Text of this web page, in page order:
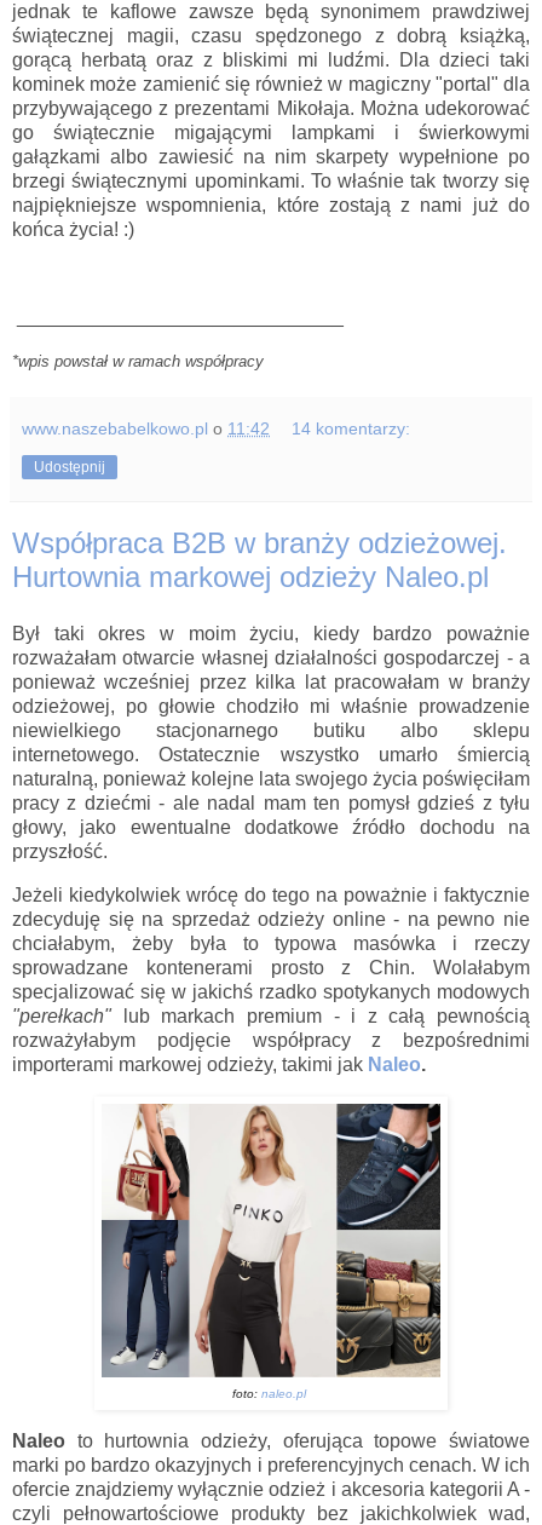
jednak te kaflowe zawsze będą synonimem prawdziwej
świątecznej magii, czasu spędzonego z dobrą książką,
gorącą herbatą oraz z bliskimi mi ludźmi. Dla dzieci taki
kominek może zamienić się również w magiczny "portal" dla
przybywającego z prezentami Mikołaja. Można udekorować
go świątecznie migającymi lampkami i świerkowymi
gałązkami albo zawiesić na nim skarpety wypełnione po
brzegi świątecznymi upominkami. To właśnie tak tworzy się
najpiękniejsze wspomnienia, które zostają z nami już do
końca życia! :)
*wpis powstał w ramach współpracy
www.naszebabelkowo.pl o 11:42 14 komentarzy:
Udostępnij
Współpraca B2B w branży odzieżowej.
Hurtownia markowej odzieży Naleo.pl
Był taki okres w moim życiu, kiedy bardzo poważnie
rozważałam otwarcie własnej działalności gospodarczej - a
ponieważ wcześniej przez kilka lat pracowałam w branży
odzieżowej, po głowie chodziło mi właśnie prowadzenie
niewielkiego stacjonarnego butiku albo sklepu
internetowego. Ostatecznie wszystko umarło śmiercią
naturalną, ponieważ kolejne lata swojego życia poświęciłam
pracy z dziećmi - ale nadal mam ten pomysł gdzieś z tyłu
głowy, jako ewentualne dodatkowe źródło dochodu na
przyszłość.
Jeżeli kiedykolwiek wrócę do tego na poważnie i faktycznie
zdecyduję się na sprzedaż odzieży online - na pewno nie
chciałabym, żeby była to typowa masówka i rzeczy
sprowadzane kontenerami prosto z Chin. Wolałabym
specjalizować się w jakichś rzadko spotykanych modowych
"perełkach"lub markach premium - i z całą pewnością
rozważyłabym podjęcie współpracy z bezpośrednimi
importerami markowej odzieży, takimi jak Naleo.
foto: naleo.pl
Naleo to hurtownia odzieży, oferująca topowe światowe
marki po bardzo okazyjnych i preferencyjnych cenach. W ich
ofercie znajdziemy wyłącznie odzież i akcesoria kategorii A -
czyli pełnowartościowe produkty bez jakichkolwiek wad,